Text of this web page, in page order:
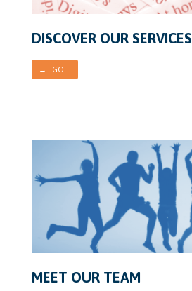
DISCOVER OUR SERVICES
→ GO
MEET OUR TEAM